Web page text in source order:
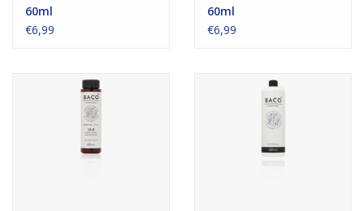
60ml
€6,99
60ml
€6,99